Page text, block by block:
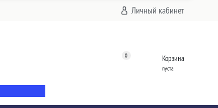
Личный кабинет
0 Корзина
пуста